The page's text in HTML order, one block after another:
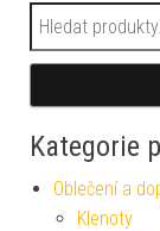
Hledat:
Kategorie
Oblečení a
Klenoty